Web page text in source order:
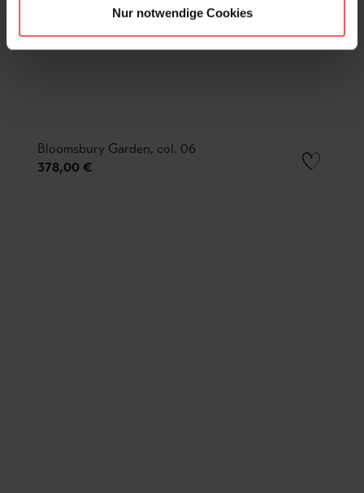
Nur notwendige Cookies
Bloomsbury Garden, col. 06
378,00 €